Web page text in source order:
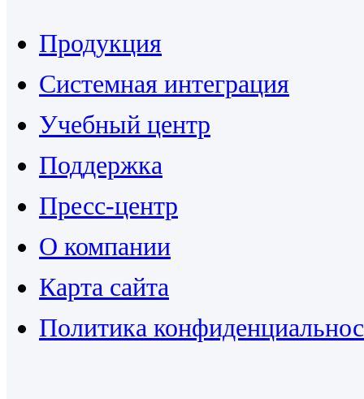
Продукция
Системная интеграция
Учебный центр
Поддержка
Пресс-центр
О компании
Карта сайта
Политика